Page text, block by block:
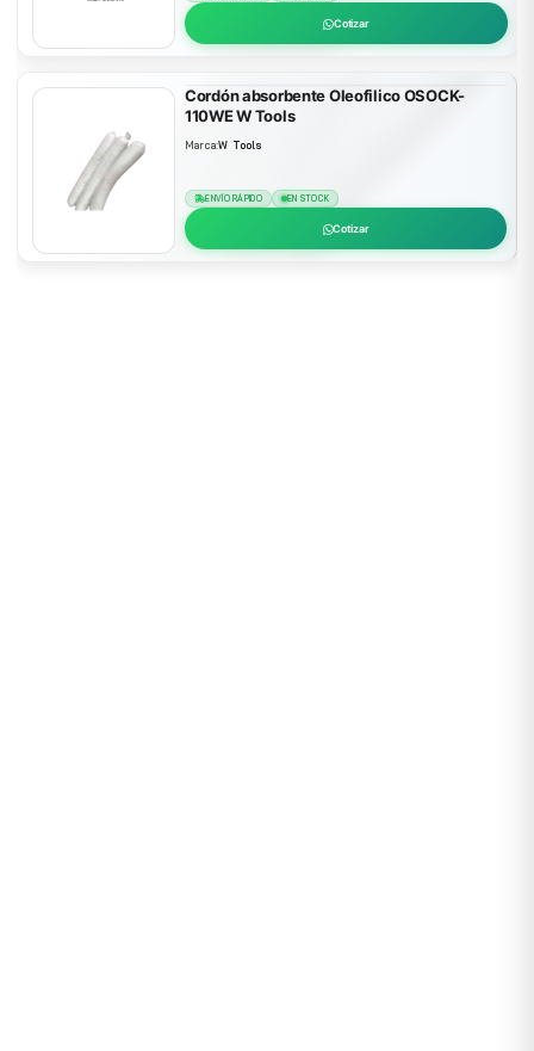
Cotizar
Cordón absorbente Oleofilico OSOCK-
110WE W Tools
Marca:W Tools
ENVÍO RÁPIDO EN STOCK
Cotizar